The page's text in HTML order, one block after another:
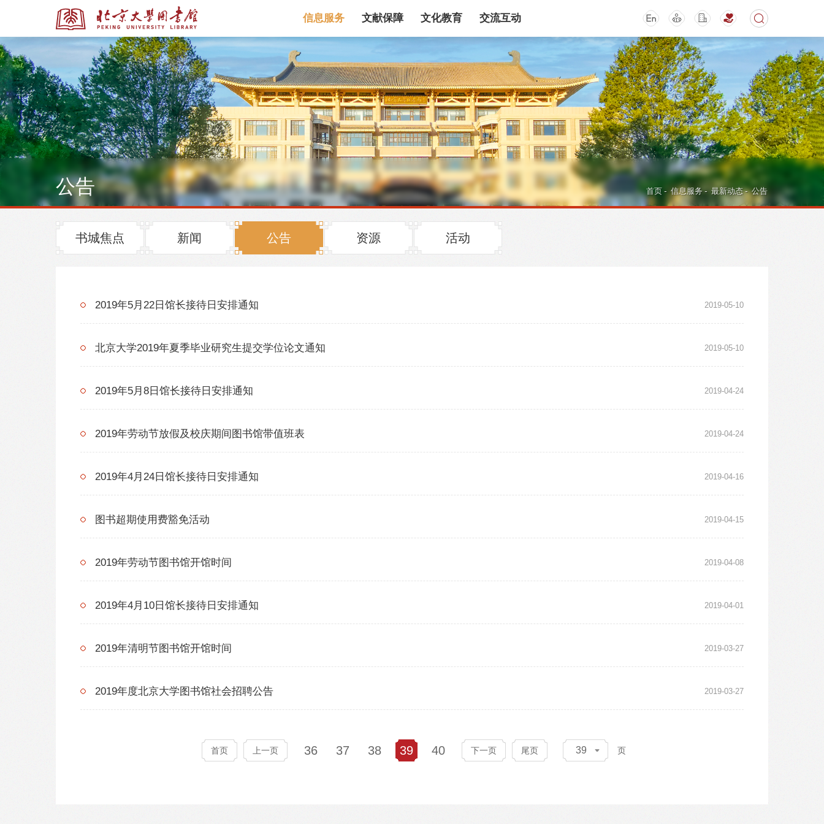
全部资源
全部资源 馆藏目录 论文、书、报告 数据库 电子图书和电子期刊
多媒体资源 机构知识库 馆际互借 新书通报 专利数据 活动讲座
信息服务 文献保障 文化教育 交流互动
首页 - 信息服务 - 最新动态 - 公告
公告
书城焦点 新闻 公告 资源 活动
2019-05-10
2019年5月22日馆长接待日安排通知
2019-05-10
北京大学2019年夏季毕业研究生提交学位论文通知
2019-04-24
2019年5月8日馆长接待日安排通知
2019-04-24
2019年劳动节放假及校庆期间图书馆带值班表
2019-04-16
2019年4月24日馆长接待日安排通知
2019-04-15
图书超期使用费豁免活动
2019-04-08
2019年劳动节图书馆开馆时间
2019-04-01
2019年4月10日馆长接待日安排通知
2019-03-27
2019年清明节图书馆开馆时间
2019-03-27
2019年度北京大学图书馆社会招聘公告
首页 上一页 36 37 38 39 40 下一页 尾页 39 页